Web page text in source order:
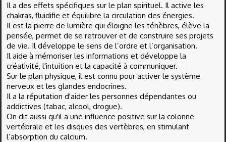
Il a des effets spécifiques sur le plan spirituel. Il active les
chakras, fluidifie et équilibre la circulation des énergies.
Il est la pierre de lumière qui éloigne les ténèbres, élève la
pensée, permet de se retrouver et de construire ses projets
de vie. Il développe le sens de l’ordre et l’organisation.
Il aide à mémoriser les informations et développe la
créativité, l'intuition et la capacité à communiquer.
Sur le plan physique, il est connu pour activer le système
nerveux et les glandes endocrines.
Il a la réputation d'aider les personnes dépendantes ou
addictives (tabac, alcool, drogue).
On dit aussi qu'il a une influence positive sur la colonne
vertébrale et les disques des vertèbres, en stimulant
l’absorption du calcium.